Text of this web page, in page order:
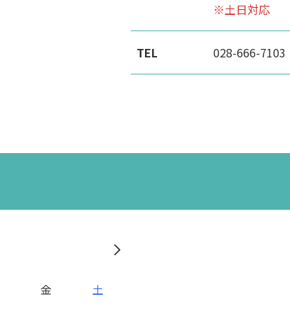
※土日対応
TEL 028-666-7103
金
土